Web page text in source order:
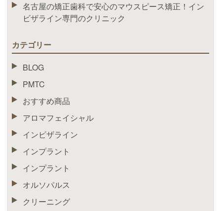
名古屋の矯正歯科で安心のマウスピース矯正！イン
ビザライン専門のクリニック
カテゴリー
BLOG
PMTC
おすすめ商品
アロマフェイシャル
インビザライン
インプラント
インプラント
オルソパルス
クリーニング